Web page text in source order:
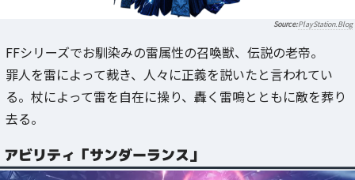
PlayStation.Blog
FFシリーズでお馴染みの雷属性の召喚獣、伝説の老帝。
罪人を雷によって裁き、人々に正義を説いたと言われてい
る。杖によって雷を自在に操り、轟く雷鳴とともに敵を葬り
去る。
アビリティ「サンダーランス」